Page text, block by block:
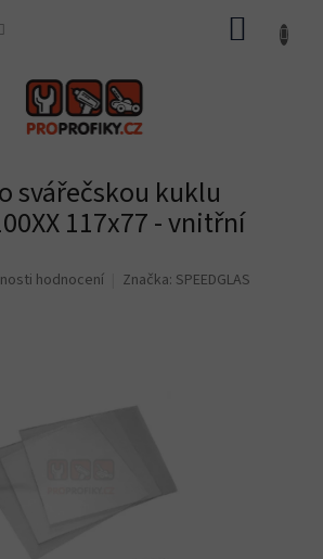
svářečskou kuklu
117x77 - vnitřní
hodnocení Značka: SPEEDGLAS